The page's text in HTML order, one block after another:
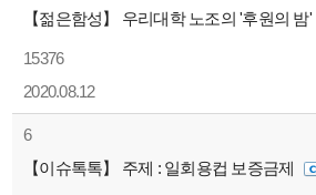
【젊은함성】 우리대학 노조의 '후원의 밤'
15376
2020.08.12
6
【이슈톡톡】 주제 : 일회용컵 보증금제